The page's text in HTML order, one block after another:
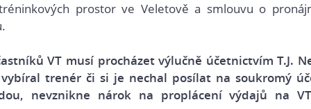
prostor ve Veletově a smlouvu o
VT musí procházet výlučně účetnictvím T.J.
trenér či si je nechal posílat na soukromý
nevznikne nárok na proplácení výdajů na